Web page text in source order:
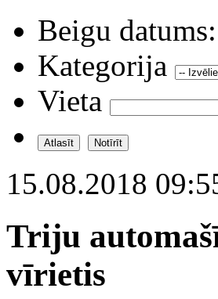
Beigu datums:
Kategorija
Vieta
15.08.2018
Triju
vīrietis